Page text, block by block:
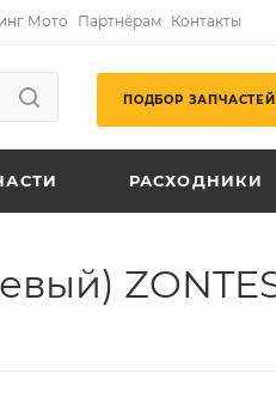
Мото Партнёрам Контакты
ПОДБОР ЗАПЧАСТЕЙ
РАСХОДНИКИ